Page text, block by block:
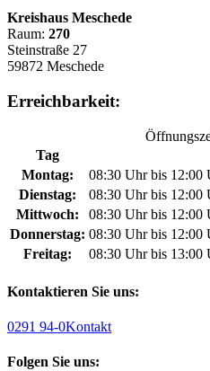
Kreishaus Meschede
Raum: 270
Steinstraße 27
59872 Meschede
Erreichbarkeit:
Tag
Montag:
08:30 Uhr bis 12:00
Dienstag:
08:30 Uhr bis 12:00
Mittwoch:
08:30 Uhr bis 12:00
Donnerstag: 08:30 Uhr bis 12:00
Freitag:
08:30 Uhr bis 13:00
Kontaktieren Sie uns:
0291 94-0Kontakt
Folgen Sie uns: